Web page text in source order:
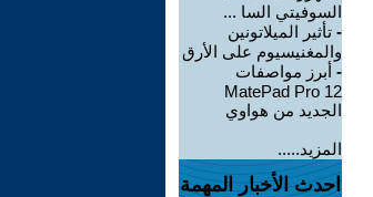
السوفيتي السا ...
- تأثير الميلاتونين
والمغنيسيوم على الأرق
- أبرز مواصفات
MatePad Pro 12
الجديد من هواوي
المزيد.....
احدث الأخبار المهمة